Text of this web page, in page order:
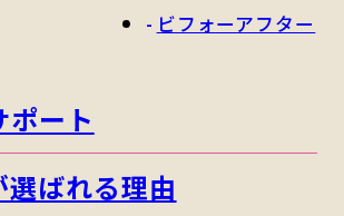
ビフォーアフター
ート
ばれる理由